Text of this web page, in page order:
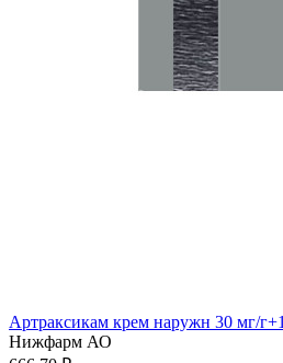
Артраксикам крем наружн 30 мг/
Нижфарм АО